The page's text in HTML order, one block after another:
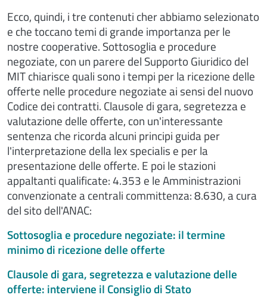
Ecco, quindi, i tre contenuti cher abbiamo selezionato
e che toccano temi di grande importanza per le
nostre cooperative. Sottosoglia e procedure
negoziate, con un parere del Supporto Giuridico del
MIT chiarisce quali sono i tempi per la ricezione delle
offerte nelle procedure negoziate ai sensi del nuovo
Codice dei contratti. Clausole di gara, segretezza e
valutazione delle offerte, con un'interessante
sentenza che ricorda alcuni principi guida per
l'interpretazione della lex specialis e per la
presentazione delle offerte. E poi le stazioni
appaltanti qualificate: 4.353 e le Amministrazioni
convenzionate a centrali committenza: 8.630, a cura
del sito dell'ANAC:
Sottosoglia e procedure negoziate: il termine
minimo di ricezione delle offerte
Clausole di gara, segretezza e valutazione delle
offerte: interviene il Consiglio di Stato